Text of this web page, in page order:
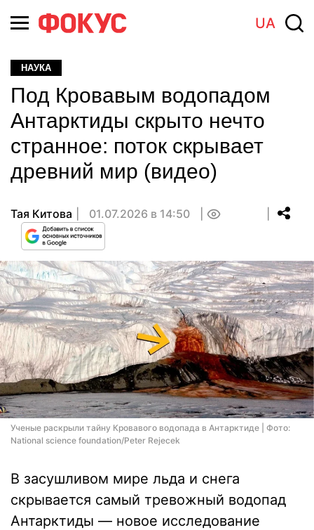
UA
НАУКА
Под Кровавым водопадом
Антарктиды скрыто нечто
странное: поток скрывает
древний мир (видео)
Тая Китова 01.07.2026 в 14:50
Ученые раскрыли тайну Кровавого водопада в Антарктиде | Фото:
National science foundation/Peter Rejecek
В засушливом мире льда и снега
скрывается самый тревожный водопад
Антарктиды — новое исследование